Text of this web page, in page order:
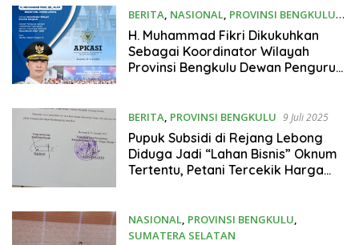
BERITA, NASIONAL, PROVINSI BENGKULU
18 Juli 2025
H. Muhammad Fikri Dikukuhkan
Sebagai Koordinator Wilayah
Provinsi Bengkulu Dewan Pengurus
BERITA, PROVINSI BENGKULU 9 Juli 2025
Pupuk Subsidi di Rejang Lebong
Diduga Jadi “Lahan Bisnis” Oknum
Tertentu, Petani Tercekik Harga
NASIONAL, PROVINSI BENGKULU,
SUMATERA SELATAN